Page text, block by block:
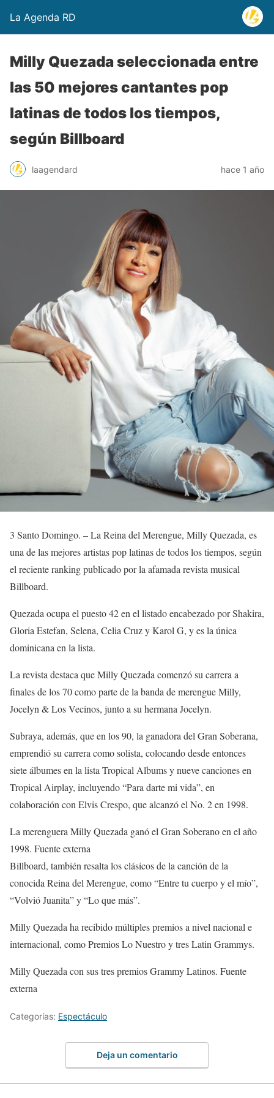
La Agenda RD
Milly Quezada seleccionada entre
las 50 mejores cantantes pop
latinas de todos los tiempos,
según Billboard
laagendard hace 1 año
3 Santo Domingo. – La Reina del Merengue, Milly Quezada, es
una de las mejores artistas pop latinas de todos los tiempos, según
el reciente ranking publicado por la afamada revista musical
Billboard.
Quezada ocupa el puesto 42 en el listado encabezado por Shakira,
Gloria Estefan, Selena, Celia Cruz y Karol G, y es la única
dominicana en la lista.
La revista destaca que Milly Quezada comenzó su carrera a
finales de los 70 como parte de la banda de merengue Milly,
Jocelyn & Los Vecinos, junto a su hermana Jocelyn.
Subraya, además, que en los 90, la ganadora del Gran Soberana,
emprendió su carrera como solista, colocando desde entonces
siete álbumes en la lista Tropical Albums y nueve canciones en
Tropical Airplay, incluyendo “Para darte mi vida”, en
colaboración con Elvis Crespo, que alcanzó el No. 2 en 1998.
La merenguera Milly Quezada ganó el Gran Soberano en el año
1998. Fuente externa
Billboard, también resalta los clásicos de la canción de la
conocida Reina del Merengue, como “Entre tu cuerpo y el mío”,
“Volvió Juanita” y “Lo que más”.
Milly Quezada ha recibido múltiples premios a nivel nacional e
internacional, como Premios Lo Nuestro y tres Latin Grammys.
Milly Quezada con sus tres premios Grammy Latinos. Fuente
externa
Categorías: Espectáculo
Deja un comentario